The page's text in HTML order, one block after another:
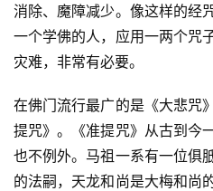
纪
录
佛
教
艺
术
消除、魔障减少。像这样的经
一个学佛的人，应用一两个咒
灾难，非常有必要。
在佛门流行最广的是《大悲咒
提咒》。《准提咒》从古到今
也不例外。马祖一系有一位俱
的法嗣，天龙和尚是大梅和